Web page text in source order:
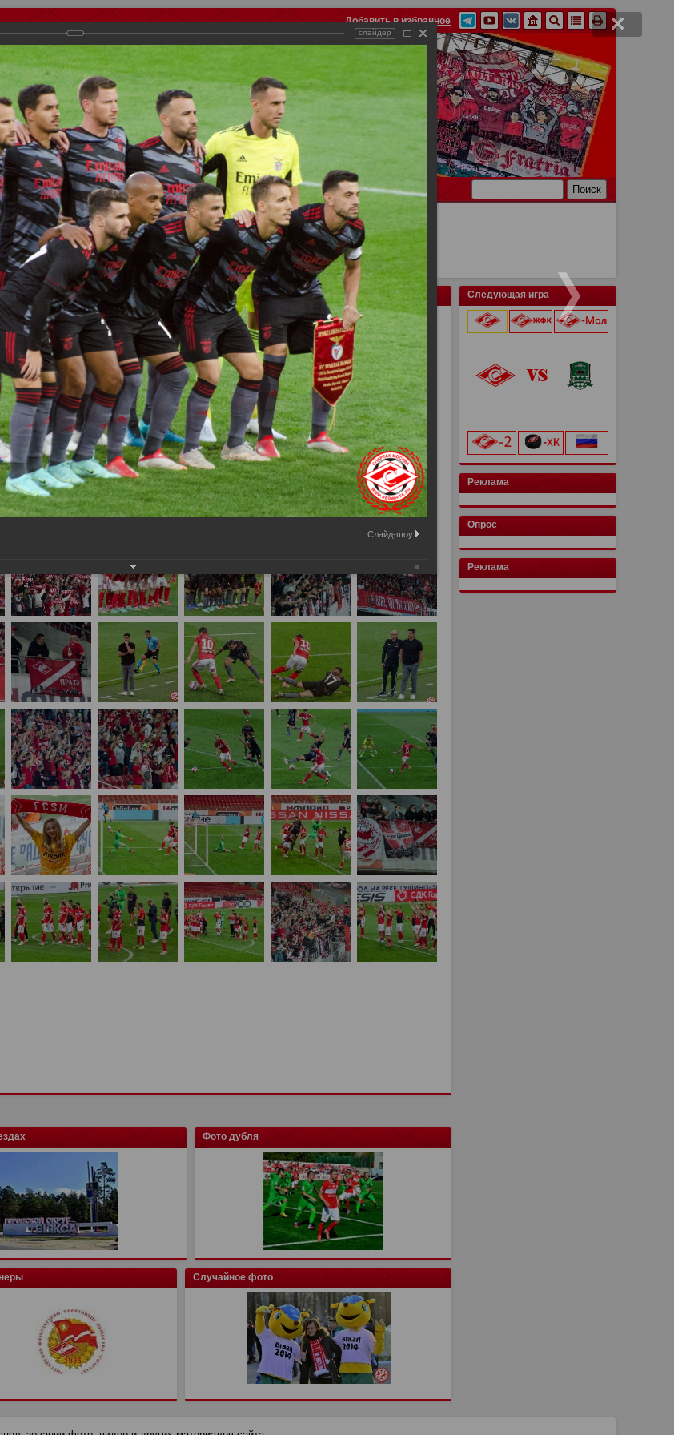
Добавить в избранное
Видео Фанату Стадионы О футболе КБ Форум Ссылки Связь
ФК Спартак> Сезон 2021/2022>
Спартак - Бенфика 0:2, 1-й матч квалификации
посетители нашего сайта!
мы обязательно разместим их в этом разделе.
Фото дубля
Случайное фото
Следующая игра
Реклама
Опрос
Реклама
слайдер
Слайд-шоу: